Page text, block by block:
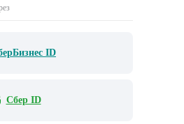
ID
Сбер ID